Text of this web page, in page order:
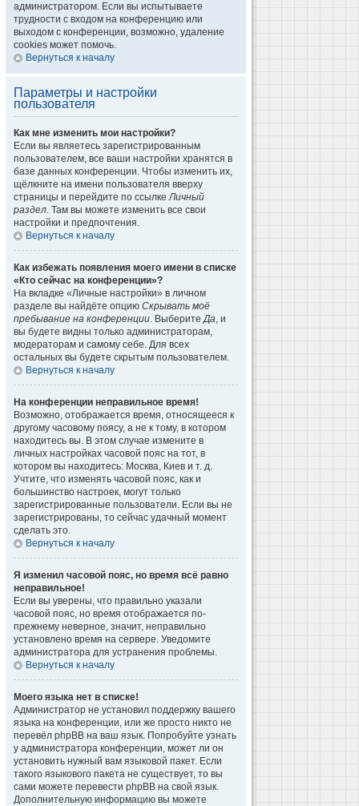
администратором. Если вы испытываете
трудности с входом на конференцию или
выходом с конференции, возможно, удаление
cookies может помочь.
Вернуться к началу
Параметры и настройки
пользователя
Как мне изменить мои настройки?
Если вы являетесь зарегистрированным
пользователем, все ваши настройки хранятся в
базе данных конференции. Чтобы изменить их,
щёлкните на имени пользователя вверху
страницы и перейдите по ссылкеЛичный
раздел. Там вы можете изменить все свои
настройки и предпочтения.
Вернуться к началу
Как избежать появления моего имени в списке
«Кто сейчас на конференции»?
На вкладке «Личные настройки» в личном
разделе вы найдёте опцию Скрывать моё
пребывание на конференции. ВыберитеДа, и
вы будете видны только администраторам,
модераторам и самому себе. Для всех
остальных вы будете скрытым пользователем.
Вернуться к началу
На конференции неправильное время!
Возможно, отображается время, относящееся к
другому часовому поясу, а не к тому, в котором
находитесь вы. В этом случае измените в
личных настройках часовой пояс на тот, в
котором вы находитесь: Москва, Киев и т. д.
Учтите, что изменять часовой пояс, как и
большинство настроек, могут только
зарегистрированные пользователи. Если вы не
зарегистрированы, то сейчас удачный момент
сделать это.
Вернуться к началу
Я изменил часовой пояс, но время всё равно
неправильное!
Если вы уверены, что правильно указали
часовой пояс, но время отображается по-
прежнему неверное, значит, неправильно
установлено время на сервере. Уведомите
администратора для устранения проблемы.
Вернуться к началу
Моего языка нет в списке!
Администратор не установил поддержку вашего
языка на конференции, или же просто никто не
перевёл phpBB на ваш язык. Попробуйте узнать
у администратора конференции, может ли он
установить нужный вам языковой пакет. Если
такого языкового пакета не существует, то вы
сами можете перевести phpBB на свой язык.
Дополнительную информацию вы можете